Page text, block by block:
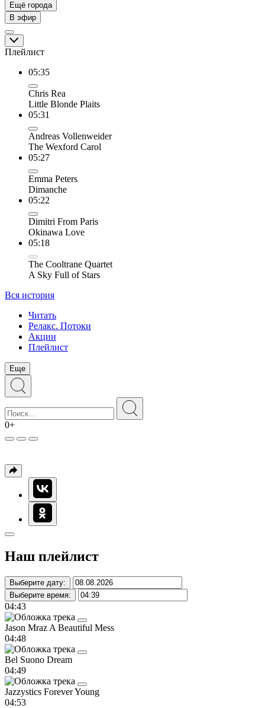
Ещё города
В эфир
Плейлист
05:35
Chris Rea
Little Blonde Plaits
05:31
Andreas Vollenweider
The Wexford Carol
05:27
Emma Peters
Dimanche
05:22
Dimitri From Paris
Okinawa Love
05:18
The Cooltrane Quartet
A Sky Full of Stars
Вся история
Читать
Релакс. Потоки
Акции
Плейлист
Еще
0+
Наш плейлист
Выберите дату:
Выберите время:
04:43
Jason Mraz A Beautiful Mess
04:48
Bel Suono Dream
04:49
Jazzystics Forever Young
04:53